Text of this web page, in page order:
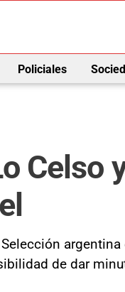
Policiales
Celso
de dar